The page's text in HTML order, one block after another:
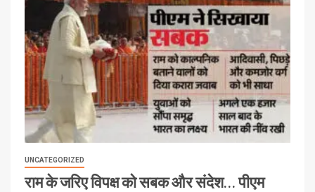
UNCATEGORIZED
राम के जरिए विपक्ष को सबक और संदेश… पीएम